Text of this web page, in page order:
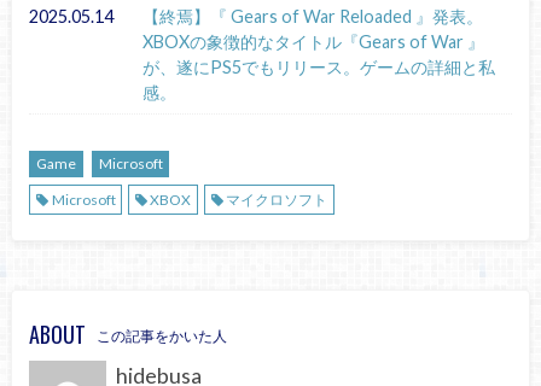
2025.05.14
【終焉】『 Gears of War Reloaded 』発表。
XBOXの象徴的なタイトル『Gears of War 』
が、遂にPS5でもリリース。ゲームの詳細と私
感。
Game
Microsoft
Microsoft
XBOX マイクロソフト
ABOUT この記事をかいた人
hidebusa